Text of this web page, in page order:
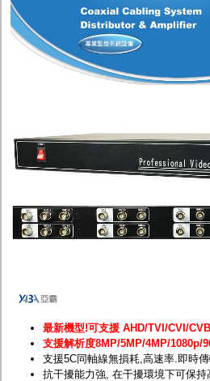
最新機型!可支援 AHD/TVI/CVI/
支援解析度8MP/5MP/4MP/1080p/
支援5C同軸線無損耗,高速率.即時
抗干擾能力強, 在干擾環境下可保